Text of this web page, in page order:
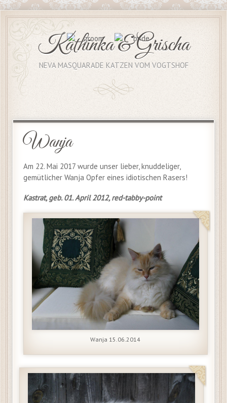
Kathinka & Grischa
NEVA MASQUARADE KATZEN VOM VOGTSHOF
Wanja
Am 22. Mai 2017 wurde unser lieber, knuddeliger,
gemütlicher Wanja Opfer eines idiotischen Rasers!
Kastrat, geb. 01. April 2012, red-tabby-point
Wanja 15.06.2014